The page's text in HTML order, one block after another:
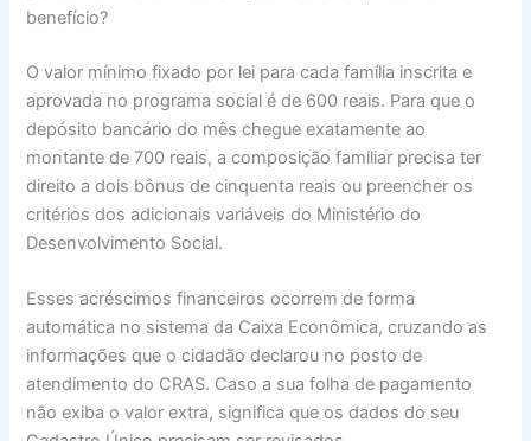
benefício?
O valor mínimo fixado por lei para cada família inscrita e
aprovada no programa social é de 600 reais. Para que o
depósito bancário do mês chegue exatamente ao
montante de 700 reais, a composição familiar precisa ter
direito a dois bônus de cinquenta reais ou preencher os
critérios dos adicionais variáveis do Ministério do
Desenvolvimento Social.
Esses acréscimos financeiros ocorrem de forma
automática no sistema da Caixa Econômica, cruzando as
informações que o cidadão declarou no posto de
atendimento do CRAS. Caso a sua folha de pagamento
não exiba o valor extra, significa que os dados do seu